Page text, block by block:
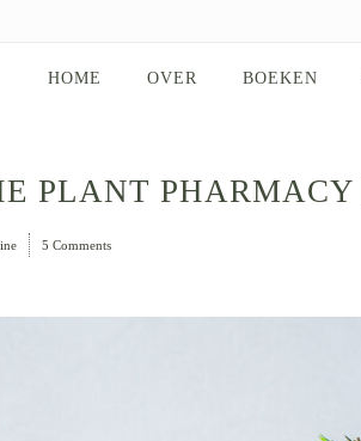
HOME OVER BOEKEN
PLANT
5 Comments